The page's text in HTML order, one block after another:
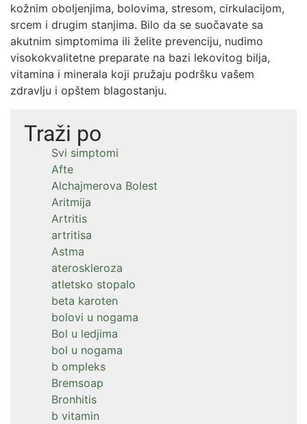
Traži po
Svi simptomi
Afte
Alchajmerova Bolest
Aritmija
Artritis
artritisa
Astma
ateroskleroza
atletsko stopalo
beta karoten
bolovi u nogama
Bol u ledjima
bol u nogama
b ompleks
Bremsoap
Bronhitis
b vitamin
kožnim oboljenjima, bolovima, stresom, cirkulacijom,
srcem i drugim stanjima. Bilo da se suočavate sa
akutnim simptomima ili želite prevenciju, nudimo
visokokvalitetne preparate na bazi lekovitog bilja,
vitamina i minerala koji pružaju podršku vašem
zdravlju i opštem blagostanju.